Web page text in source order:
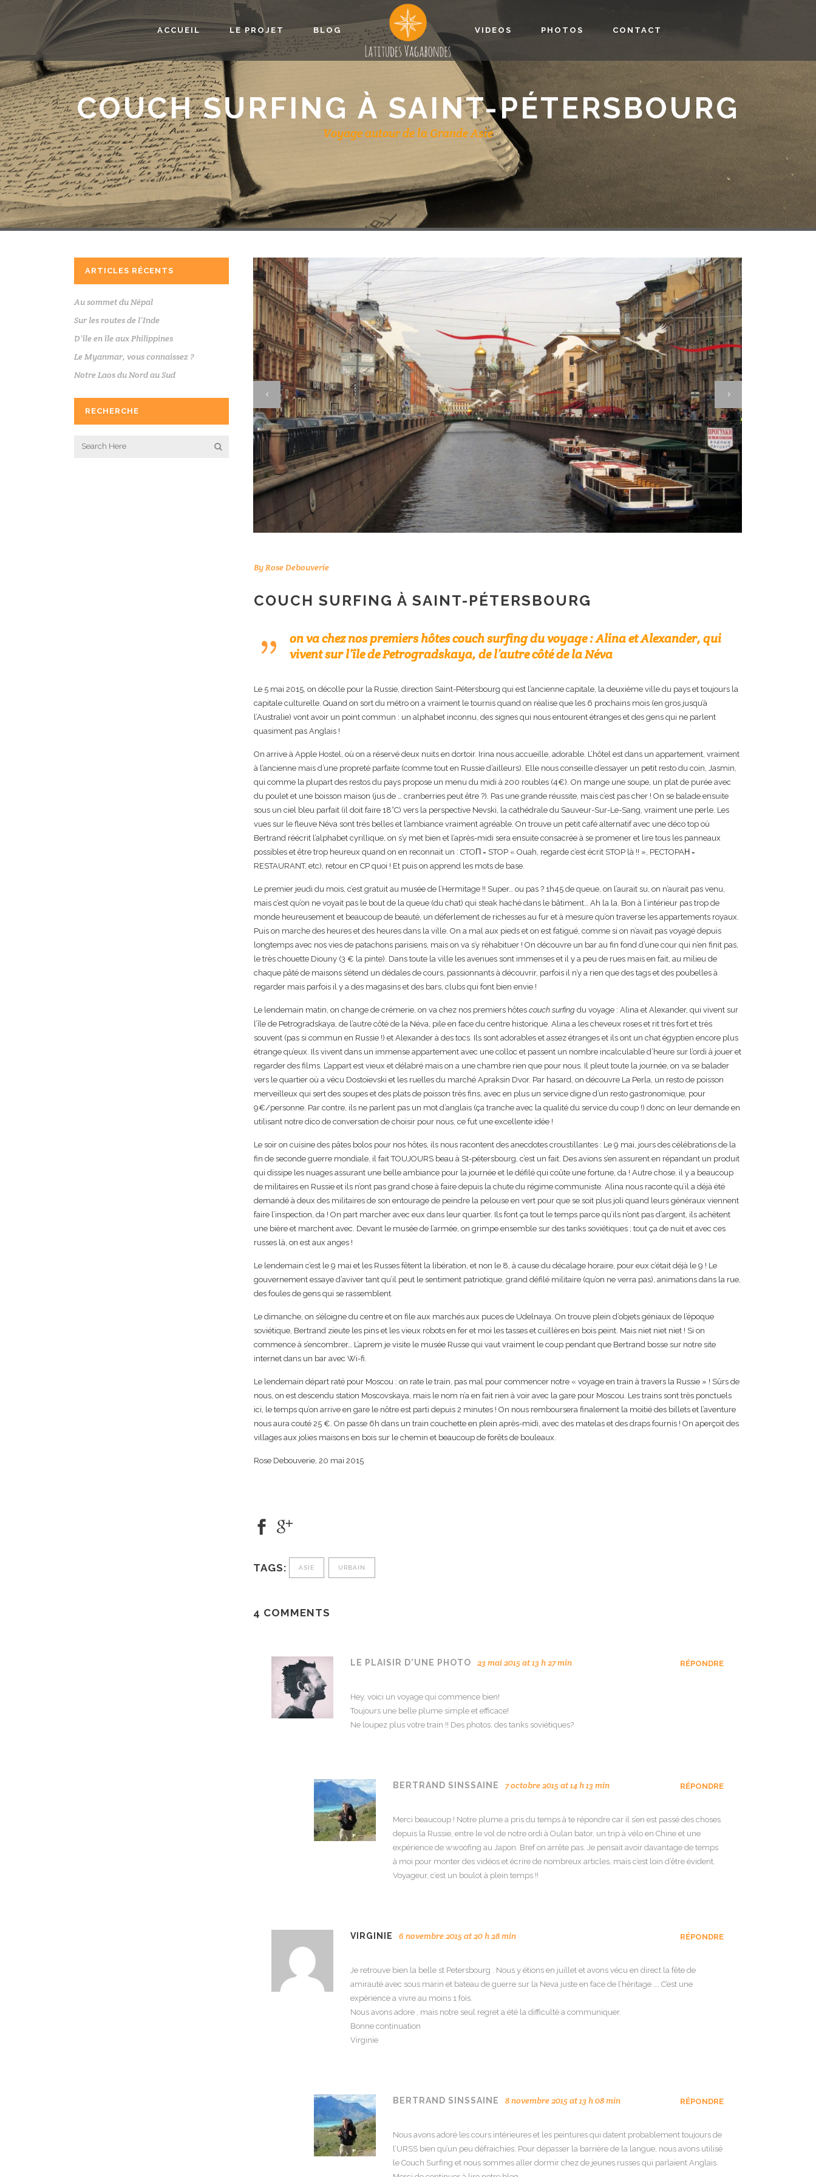
ACCUEIL LE PROJET BLOG VIDEOS PHOTOS CONTACT
COUCH SURFING À SAINT-PÉTERSBOURG
Voyage autour de la Grande Asie
ARTICLES RÉCENTS
Au sommet du Népal
Sur les routes de l’Inde
D’île en île aux Philippines
Le Myanmar, vous connaissez ?
Notre Laos du Nord au Sud
RECHERCHE
ByRose Debouverie
COUCH SURFING À SAINT-PÉTERSBOURG
on va chez nos premiers hôtescouch surfingdu voyage : Alina et Alexander, qui
vivent sur l’île de Petrogradskaya, de l’autre côté de la Néva
Le 5 mai 2015, on décolle pour la Russie, direction Saint-Pétersbourg qui est l’ancienne capitale, la deuxième ville du pays et toujours la
capitale culturelle. Quand on sort du métro on a vraiment le tournis quand on réalise que les 6 prochains mois (en gros jusqu’à
l’Australie) vont avoir un point commun : un alphabet inconnu, des signes qui nous entourent étranges et des gens qui ne parlent
quasiment pas Anglais !
On arrive à Apple Hostel, où on a réservé deux nuits en dortoir. Irina nous accueille, adorable. L’hôtel est dans un appartement, vraiment
à l’ancienne mais d’une propreté parfaite (comme tout en Russie d’ailleurs). Elle nous conseille d’essayer un petit resto du coin, Jasmin,
qui comme la plupart des restos du pays propose un menu du midi à 200 roubles (4€). On mange une soupe, un plat de purée avec
du poulet et une boisson maison (jus de … cranberries peut être ?). Pas une grande réussite, mais c’est pas cher ! On se balade ensuite
sous un ciel bleu parfait (il doit faire 18°C) vers la perspective Nevski, la cathédrale du Sauveur-Sur-Le-Sang, vraiment une perle. Les
vues sur le fleuve Néva sont très belles et l’ambiance vraiment agréable. On trouve un petit café alternatif avec une déco top où
Bertrand réécrit l’alphabet cyrillique, on s’y met bien et l’après-midi sera ensuite consacrée à se promener et lire tous les panneaux
possibles et être trop heureux quand on en reconnait un : CTOΠ = STOP « Ouah, regarde c’est écrit STOP là !! », PECTOPAΗ =
RESTAURANT, etc), retour en CP quoi ! Et puis on apprend les mots de base.
Le premier jeudi du mois, c’est gratuit au musée de l’Hermitage !! Super… ou pas ? 1h45 de queue, on l’aurait su, on n’aurait pas venu,
mais c’est qu’on ne voyait pas le bout de la queue (du chat) qui steak haché dans le bâtiment… Ah la la. Bon à l’intérieur pas trop de
monde heureusement et beaucoup de beauté, un déferlement de richesses au fur et à mesure qu’on traverse les appartements royaux.
Puis on marche des heures et des heures dans la ville. On a mal aux pieds et on est fatigué, comme si on n’avait pas voyagé depuis
longtemps avec nos vies de patachons parisiens, mais on va s’y réhabituer ! On découvre un bar au fin fond d’une cour qui n’en finit pas,
le très chouette Diouny (3 € la pinte). Dans toute la ville les avenues sont immenses et il y a peu de rues mais en fait, au milieu de
chaque pâté de maisons s’étend un dédales de cours, passionnants à découvrir, parfois il n’y a rien que des tags et des poubelles à
regarder mais parfois il y a des magasins et des bars, clubs qui font bien envie !
Le lendemain matin, on change de crémerie, on va chez nos premiers hôtes couch surfing du voyage : Alina et Alexander, qui vivent sur
l’île de Petrogradskaya, de l’autre côté de la Néva, pile en face du centre historique. Alina a les cheveux roses et rit très fort et très
souvent (pas si commun en Russie !) et Alexander à des tocs. Ils sont adorables et assez étranges et ils ont un chat égyptien encore plus
étrange qu’eux. Ils vivent dans un immense appartement avec une colloc et passent un nombre incalculable d’heure sur l’ordi à jouer et
regarder des films. L’appart est vieux et délabré mais on a une chambre rien que pour nous. Il pleut toute la journée, on va se balader
vers le quartier où a vécu Dostoïevski et les ruelles du marché Apraksin Dvor. Par hasard, on découvre La Perla, un resto de poisson
merveilleux qui sert des soupes et des plats de poisson très fins, avec en plus un service digne d’un resto gastronomique, pour
9€/personne. Par contre, ils ne parlent pas un mot d’anglais (ça tranche avec la qualité du service du coup !) donc on leur demande en
utilisant notre dico de conversation de choisir pour nous, ce fut une excellente idée !
Le soir on cuisine des pâtes bolos pour nos hôtes, ils nous racontent des anecdotes croustillantes : Le 9 mai, jours des célébrations de la
fin de seconde guerre mondiale, il fait TOUJOURS beau à St-pétersbourg, c’est un fait. Des avions s’en assurent en répandant un produit
qui dissipe les nuages assurant une belle ambiance pour la journée et le défilé qui coûte une fortune, da ! Autre chose, il y a beaucoup
de militaires en Russie et ils n’ont pas grand chose à faire depuis la chute du régime communiste. Alina nous raconte qu’il a déjà été
demandé à deux des militaires de son entourage de peindre la pelouse en vert pour que se soit plus joli quand leurs généraux viennent
faire l’inspection, da ! On part marcher avec eux dans leur quartier. Ils font ça tout le temps parce qu’ils n’ont pas d’argent, ils achètent
une bière et marchent avec. Devant le musée de l’armée, on grimpe ensemble sur des tanks soviétiques ; tout ça de nuit et avec ces
russes là, on est aux anges !
Le lendemain c’est le 9 mai et les Russes fêtent la libération, et non le 8, à cause du décalage horaire, pour eux c’était déjà le 9 ! Le
gouvernement essaye d’aviver tant qu’il peut le sentiment patriotique, grand défilé militaire (qu’on ne verra pas), animations dans la rue,
des foules de gens qui se rassemblent.
Le dimanche, on s’éloigne du centre et on file aux marchés aux puces de Udelnaya. On trouve plein d’objets géniaux de l’époque
soviétique, Bertrand zieute les pins et les vieux robots en fer et moi les tasses et cuillères en bois peint. Mais niet niet niet ! Si on
commence à s’encombrer… L’aprem je visite le musée Russe qui vaut vraiment le coup pendant que Bertrand bosse sur notre site
internet dans un bar avec Wi-fi.
Le lendemain départ raté pour Moscou : on rate le train, pas mal pour commencer notre « voyage en train à travers la Russie » ! Sûrs de
nous, on est descendu station Moscovskaya, mais le nom n’a en fait rien à voir avec la gare pour Moscou. Les trains sont très ponctuels
ici, le temps qu’on arrive en gare le nôtre est parti depuis 2 minutes ! On nous remboursera finalement la moitié des billets et l’aventure
nous aura couté 25 €. On passe 6h dans un train couchette en plein après-midi, avec des matelas et des draps fournis ! On aperçoit des
villages aux jolies maisons en bois sur le chemin et beaucoup de forêts de bouleaux.
Rose Debouverie, 20 mai 2015
TAGS: ASIE URBAIN
4 COMMENTS
LE PLAISIR D'UNE PHOTO 23 mai 2015 at 13 h 27 min RÉPONDRE
Hey, voici un voyage qui commence bien!
Toujours une belle plume simple et efficace!
Ne loupez plus votre train !! Des photos, des tanks soviétiques?
BERTRAND SINSSAINE 7 octobre 2015 at 14 h 13 min RÉPONDRE
Merci beaucoup ! Notre plume a pris du temps à te répondre car il s’en est passé des choses
depuis la Russie, entre le vol de notre ordi à Oulan bator, un trip à vélo en Chine et une
expérience de wwoofing au Japon. Bref on arrête pas. Je pensait avoir davantage de temps
à moi pour monter des vidéos et écrire de nombreux articles, mais c’est loin d’être évident.
Voyageur, c’est un boulot à plein temps !!
VIRGINIE 6 novembre 2015 at 20 h 28 min RÉPONDRE
Je retrouve bien la belle st Petersbourg . Nous y étions en juillet et avons vécu en direct la fête de
amirauté avec sous marin et bateau de guerre sur la Neva juste en face de l’héritage …. C’est une
expérience a vivre au moins 1 fois.
Nous avons adore , mais notre seul regret a été la difficulté a communiquer.
Bonne continuation
Virginie
BERTRAND SINSSAINE 8 novembre 2015 at 13 h 08 min RÉPONDRE
Nous avons adoré les cours intérieures et les peintures qui datent probablement toujours de
l’URSS bien qu’un peu défraichies. Pour dépasser la barrière de la langue, nous avons utilisé
le Couch Surfing et nous sommes aller dormir chez de jeunes russes qui parlaient Anglais.